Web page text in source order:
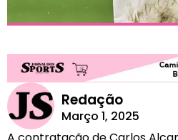
Redação
Março 1, 2025